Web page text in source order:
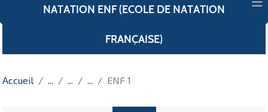
NATATION ENF (ECOLE DE NATATION
FRANÇAISE)
Accueil ENF 1